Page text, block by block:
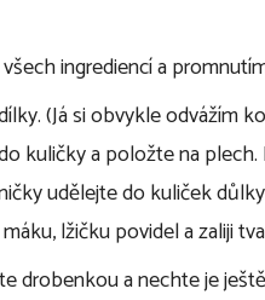
ingrediencí a
(Já si obvykle odvážím
kuličky a položte na
udělejte do kuliček
lžičku povidel a zaliji
drobenkou a nechte je